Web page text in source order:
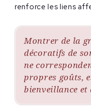
renforce les liens
Montrer de la
décoratifs de
ne
propres goûts,
bienveillance et